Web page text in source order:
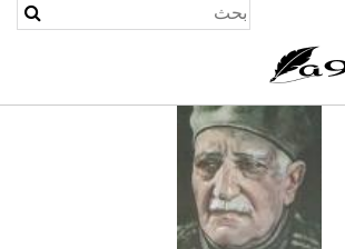
(current)